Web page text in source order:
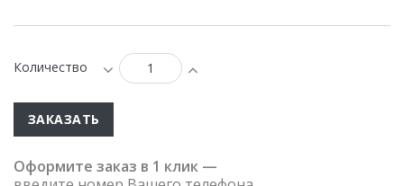
Количество
ЗАКАЗАТЬ
Оформите заказ в 1 клик —